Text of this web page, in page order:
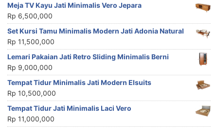
Meja TV Kayu Jati Minimalis Vero Jepara
Rp 6,500,000
Set Kursi Tamu Minimalis Modern Jati Adonia Natural
Rp 11,500,000
Lemari Pakaian Jati Retro Sliding Minimalis Berni
Rp 9,000,000
Tempat Tidur Minimalis Jati Modern Elsuits
Rp 10,500,000
Tempat Tidur Jati Minimalis Laci Vero
Rp 11,000,000